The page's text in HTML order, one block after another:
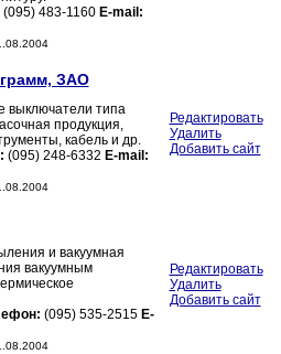
(095) 483-1160 E-mail:
ЗАО
выключатели типа
продукция,
кабель и др.
(095) 248-6332 E-mail:
Редактировать
Удалить
Добавить сайт
и вакуумная
вакуумным
(095) 535-2515 E-
Редактировать
Удалить
Добавить сайт